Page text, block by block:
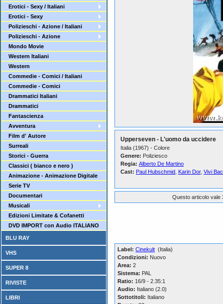
Erotici - Sexy / Italiani
Erotici - Sexy
Polizieschi - Azione / Italiani
Polizieschi - Azione
Mondo Movie
Western Italiani
Western
Commedie - Comici / Italiani
Commedie - Comici
Drammatici Italiani
Drammatici
Fantascienza
Avventura
Film d' Autore
Surreali
Storici - Guerra
Classici ( bianco e nero )
Animazione - Animazione Digitale
Serie TV
Documentari
Musicali
Edizioni Limitate & Cofanetti
DVD IMPORT con Audio ITALIANO
BLU RAY
VHS
SUPER 8
RIVISTE
LIBRI
Upperseven - L'uomo da uccidere
Italia (1967) - Colore
Genere: Poliziesco
Regia: Alberto De Martino
Cast: Paul Hubschmid Karin Dor, Vivi
Questo articolo vale
Label: Cinekult (Italia)
Condizioni: Nuovo
Area: 2
Sistema: PAL
Ratio: 16/9 - 2.35:1
Audio: Italiano (2.0)
Sottotitoli: Italiano